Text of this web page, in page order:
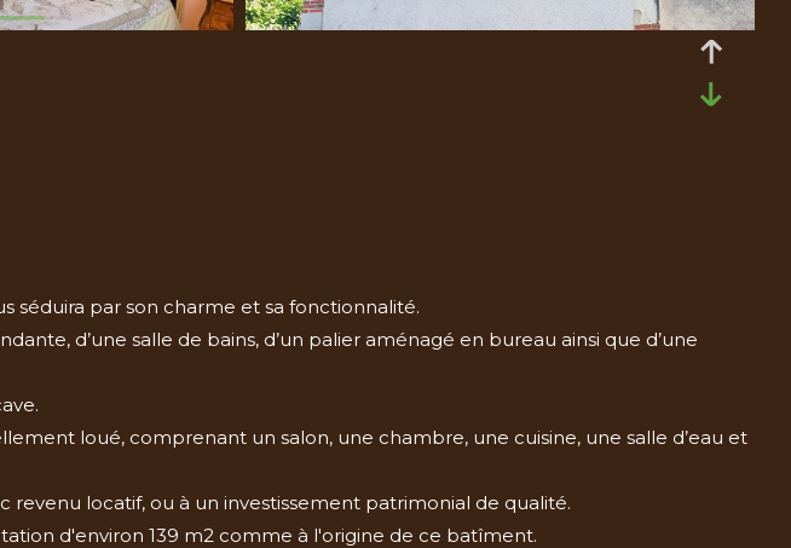
séduira par son charme et sa fonctionnalité.
d’une salle de bains, d’un palier aménagé en bureau ainsi que d’une
loué, comprenant un salon, une chambre, une cuisine, une salle d’eau et
locatif, ou à un investissement patrimonial de qualité.
d'environ 139 m2 comme à l'origine de ce batîment.